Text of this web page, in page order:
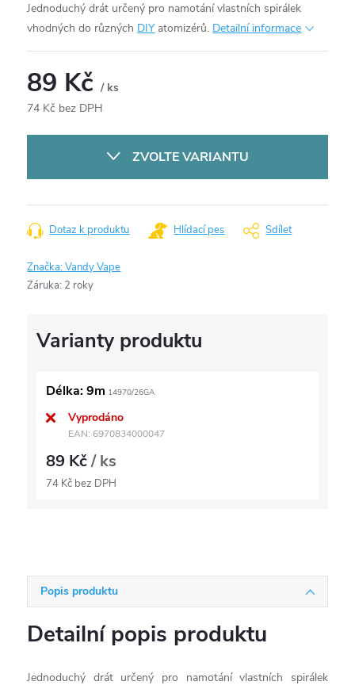
Jednoduchý drát určený pro namotání vlastních spirálek
vhodných do různých DIYatomizérů. Detailní informace
89 Kč/ ks
74 Kč bez DPH
ZVOLTE VARIANTU
Dotaz k produktu Hlídací pes Sdílet
Značka:Vandy Vape
Záruka: 2 roky
Délka: 9m 14970/26GA
Vyprodáno
EAN: 6970834000047
89 Kč/ ks
74 Kč bez DPH
Popis produktu
Detailní popis produktu
Jednoduchý drát určený pro namotání vlastních spirálek